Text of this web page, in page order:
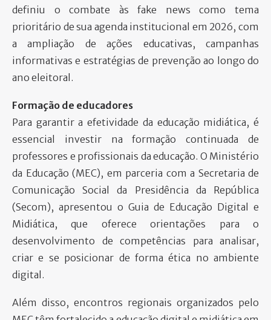
definiu o combate às fake news como tema
prioritário de sua agenda institucional em 2026, com
a ampliação de ações educativas, campanhas
informativas e estratégias de prevenção ao longo do
ano eleitoral.
Formação de educadores
Para garantir a efetividade da educação midiática, é
essencial investir na formação continuada de
professores e profissionais da educação. O Ministério
da Educação (MEC), em parceria com a Secretaria de
Comunicação Social da Presidência da República
(Secom), apresentou o Guia de Educação Digital e
Midiática, que oferece orientações para o
desenvolvimento de competências para analisar,
criar e se posicionar de forma ética no ambiente
digital.
Além disso, encontros regionais organizados pelo